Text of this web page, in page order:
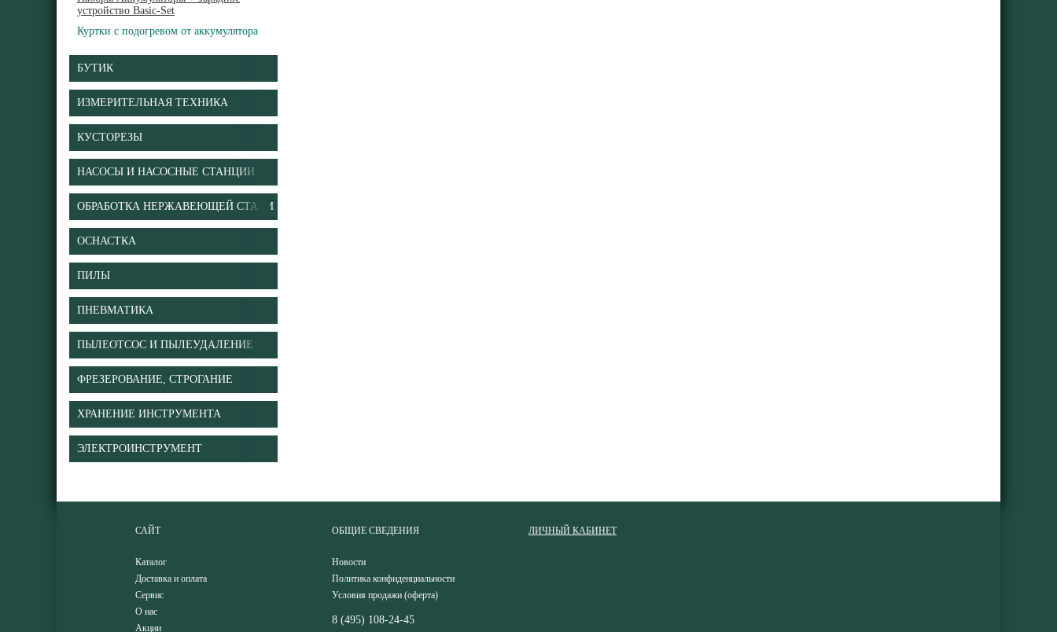
устройство Basic-Set
Куртки с подогревом от аккумулятора
БУТИК
ИЗМЕРИТЕЛЬНАЯ ТЕХНИКА
КУСТОРЕЗЫ
НАСОСЫ И НАСОСНЫЕ СТАНЦИИ
ОБРАБОТКА НЕРЖАВЕЮЩЕЙ СТАЛИ
ОСНАСТКА
ПИЛЫ
ПНЕВМАТИКА
ПЫЛЕОТСОС И ПЫЛЕУДАЛЕНИЕ
ФРЕЗЕРОВАНИЕ, СТРОГАНИЕ
ХРАНЕНИЕ ИНСТРУМЕНТА
ЭЛЕКТРОИНСТРУМЕНТ
САЙТ
Каталог
Доставка и оплата
Сервис
О нас
Акции
ОБЩИЕ СВЕДЕНИЯ
Новости
Политика конфиденциальности
Условия продажи (оферта)
8 (495) 108-24-45
ЛИЧНЫЙ КАБИНЕТ